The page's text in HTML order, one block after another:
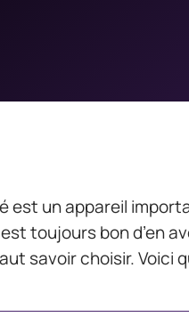
est un appareil
toujours bon d’en
savoir choisir. Voici